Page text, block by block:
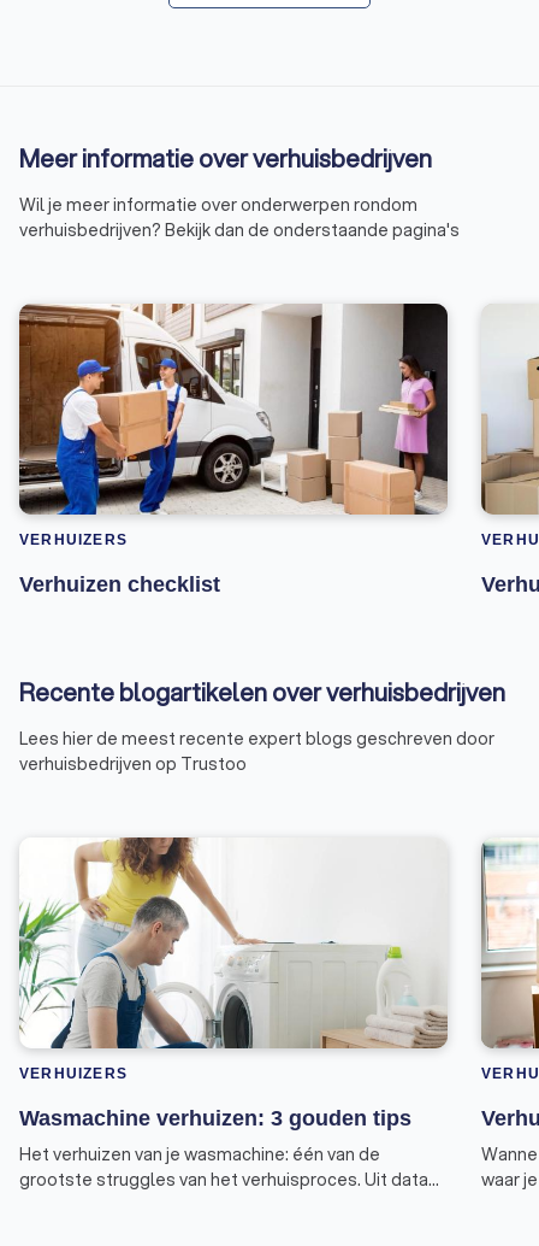
Meer informatie over verhuisbedrijven
Wil je meer informatie over onderwerpen rondom
verhuisbedrijven? Bekijk dan de onderstaande pagina's
VERHUIZERS
Verhuizen checklist
Recente blogartikelen over verhuisbedrijven
Lees hier de meest recente expert blogs geschreven door
verhuisbedrijven op Trustoo
VERHUIZERS
Wasmachine verhuizen: 3 gouden tips
Het verhuizen van je wasmachine: één van de
grootste struggles van het verhuisproces. Uit data
waar